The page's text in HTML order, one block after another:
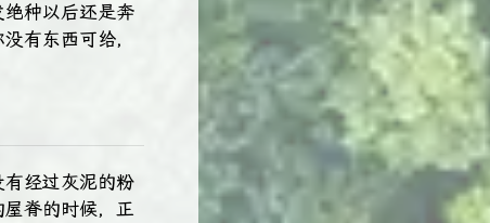
种以后还是奔
有东西可给，
经过灰泥的粉
脊的时候，正